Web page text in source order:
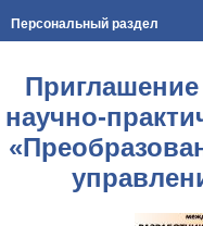
Персональный раздел
научно-